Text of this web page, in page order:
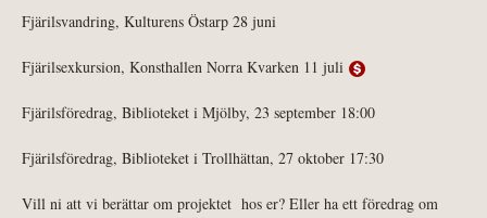
Fjärilsvandring, Kulturens Östarp 28 juni
Fjärilsexkursion, Konsthallen Norra Kvarken 11 juli
Fjärilsföredrag, Biblioteket i Mjölby, 23 september 18:00
Fjärilsföredrag, Biblioteket i Trollhättan, 27 oktober 17:30
Vill ni att vi berättar om projektet hos er? Eller ha ett föredrag om